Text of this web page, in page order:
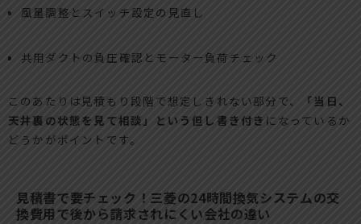
風量調整とスイッチ設定の見直し
共用ダクトの負圧確認とモーター負荷チェック
このあたりは見積もり段階で想定しきれない部分で、
「当日、
天井裏の状態を見て相談」という但し書き付き になっているか
どうかがポイントです。
見積書で要チェック！三菱の24時間換気システムの交
換費用で後から請求されにくい会社の違い